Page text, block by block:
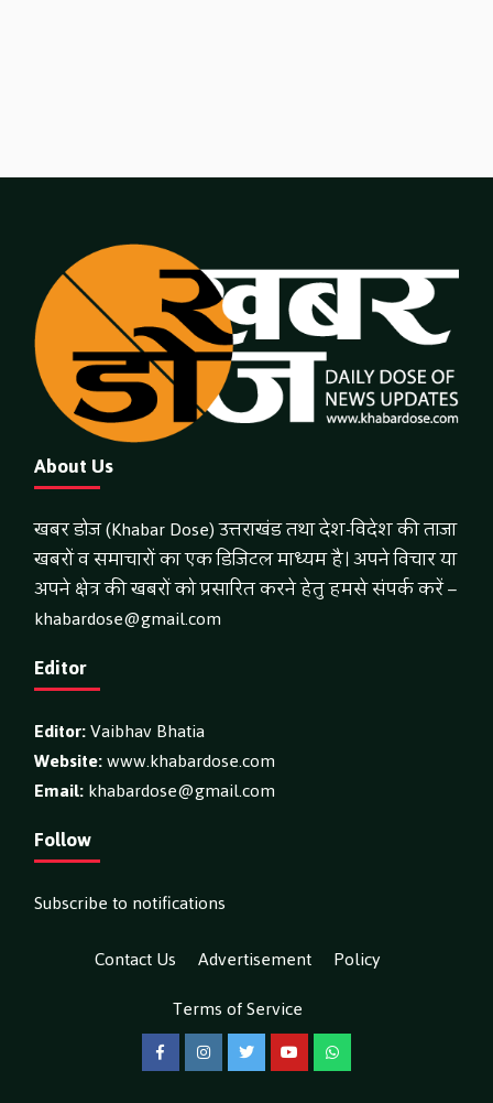
About Us
खबर डोज (Khabar Dose) उत्तराखंड तथा देश-विदेश की ताजा
खबरों व समाचारों का एक डिजिटल माध्यम है। अपने विचार या
अपने क्षेत्र की खबरों को प्रसारित करने हेतु हमसे संपर्क करें –
khabardose@gmail.com
Editor
Editor:Vaibhav Bhatia
Website:www.khabardose.com
Email:khabardose@gmail.com
Follow
Subscribe to notifications
Contact Us
Advertisement
Policy
Terms of Service
FacebookInstagramTwitterYouTubeWhatsApp